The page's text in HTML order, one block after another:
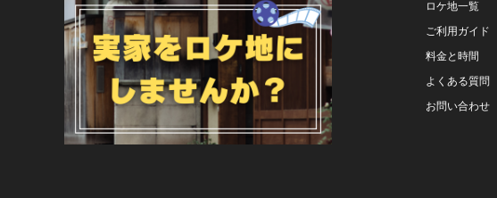
ロケ地一覧
ご利用ガイド
料金と時間
よくある質問
お問い合わせ